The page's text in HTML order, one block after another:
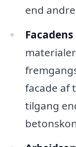
end
facade af
tilgang